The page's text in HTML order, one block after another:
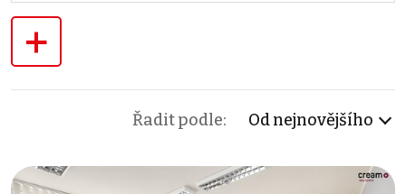
+
Řadit podle: Od nejnovějšího